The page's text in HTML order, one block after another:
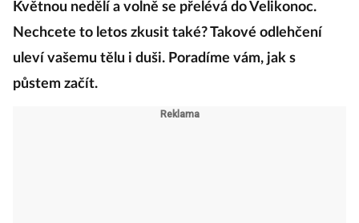
Květnou nedělí a volně se přelévá do Velikonoc.
Nechcete to letos zkusit také? Takové odlehčení
uleví vašemu tělu i duši. Poradíme vám, jak s
půstem začít.